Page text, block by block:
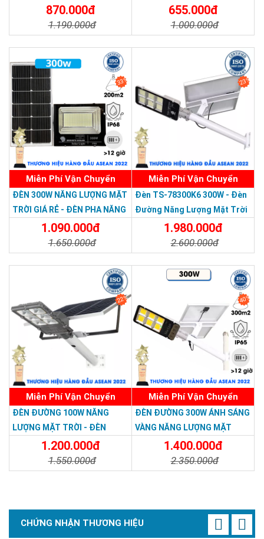
cho việc phát điện vào ngày mây, có hiệu quả phát điện tốt
trong ánh sáng yếu.
Sử dụng pin Lithium ion LiFePO4
Pin là bộ phận quan trọng nhất và cũng là yếu tố then chốt
quyết định tuổi thọ của đèn.
Sử dụng pin Lithium ion BYD 3.2V, với phạm vi nhiệt độ hoạt
động từ -47° đến 75°, hiệu suất phóng điện là 95%, trong khi
so sánh độ sâu phóng điện của pin axit chì khoảng 65%.
Loại pin đảm bảo hiệu suất cao, bền bỉ, an toàn. Tuổi thọ lên
đến 15 năm
Thương hiệu dẫn đầu Việt Nam 2023
Nước Giá Rẻ870.000đ
1.190.000đ
655.000đ
1.000.000đ
33%
Miễn Phí Vận Chuyển
ĐÈN 300W NĂNG LƯỢNG MẶT
TRỜI GIÁ RẺ - ĐÈN PHA NĂNG
LƯỢNG MẶT TRỜI 300W MẪU
1.090.000đ
1.650.000đ
23%
Miễn Phí Vận Chuyển
Đèn TS-78300K6 300W - Đèn
Đường Năng Lượng Mặt Trời
300W TS-78300K6 - Solar
Light 300W
1.980.000đ
2.600.000đ
22%
Miễn Phí Vận Chuyển
ĐÈN ĐƯỜNG 100W NĂNG
LƯỢNG MẶT TRỜI - ĐÈN
ĐƯỜNG NĂNG LƯỢNG MẶT
TRỜI 100W GIÁ RẺ - Solar
Light 100W
1.200.000đ
1.550.000đ
40%
Miễn Phí Vận Chuyển
ĐÈN ĐƯỜNG 300W ÁNH SÁNG
VÀNG NĂNG LƯỢNG MẶT
TRỜI - Solar Light 300W
1.400.000đ
2.350.000đ
CHỨNG NHẬN THƯƠNG HIỆU